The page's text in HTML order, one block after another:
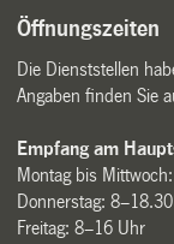
Öffnungszeiten
Die Dienststellen
Angaben finden Sie
Empfang am
Montag bis
Donnerstag:
Freitag: 8–16 Uhr